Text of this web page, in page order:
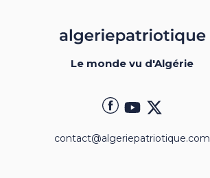
Le monde vu d'Algérie
contact@algeriepatriotique.com